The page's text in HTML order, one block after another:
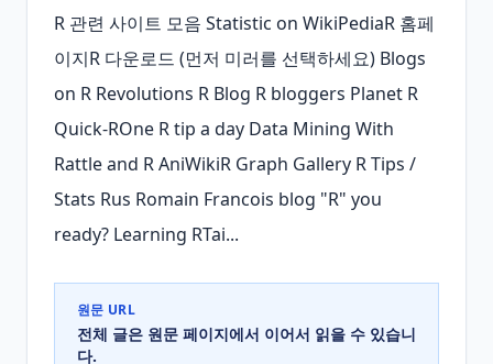
R 관련 사이트 모음 Statistic on WikiPediaR 홈페
이지R 다운로드 (먼저 미러를 선택하세요) Blogs
on R Revolutions R Blog R bloggers Planet R
Quick-ROne R tip a day Data Mining With
Rattle and R AniWikiR Graph Gallery R Tips /
Stats Rus Romain Francois blog "R" you
ready? Learning RTai...
원문 URL
전체 글은 원문 페이지에서 이어서 읽을 수 있습니
다.